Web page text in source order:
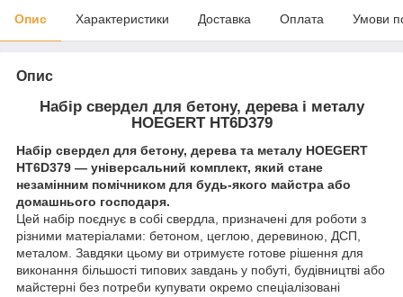
Опис Характеристики Доставка Оплата Умови
Опис
Набір свердел для бетону, дерева і металу
HOEGERT HT6D379
Набір свердел для бетону, дерева та металу HOEGERT
HT6D379 — універсальний комплект, який стане
незамінним помічником для будь-якого майстра або
домашнього господаря.
Цей набір поєднує в собі свердла, призначені для роботи з
різними матеріалами: бетоном, цеглою, деревиною, ДСП,
металом. Завдяки цьому ви отримуєте готове рішення для
виконання більшості типових завдань у побуті, будівництві або
майстерні без потреби купувати окремо спеціалізовані